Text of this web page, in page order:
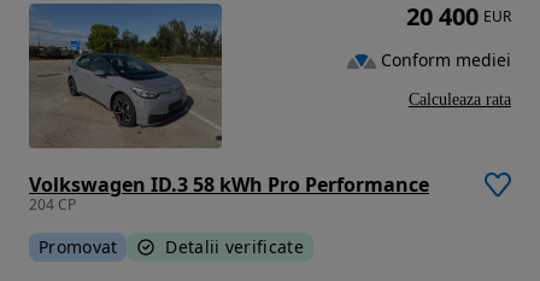
Volkswagen ID.3 58 kWh Pro Performance
204 CP
Promovat Detalii verificate
20 400 EUR
Conform mediei
Calculeaza rata